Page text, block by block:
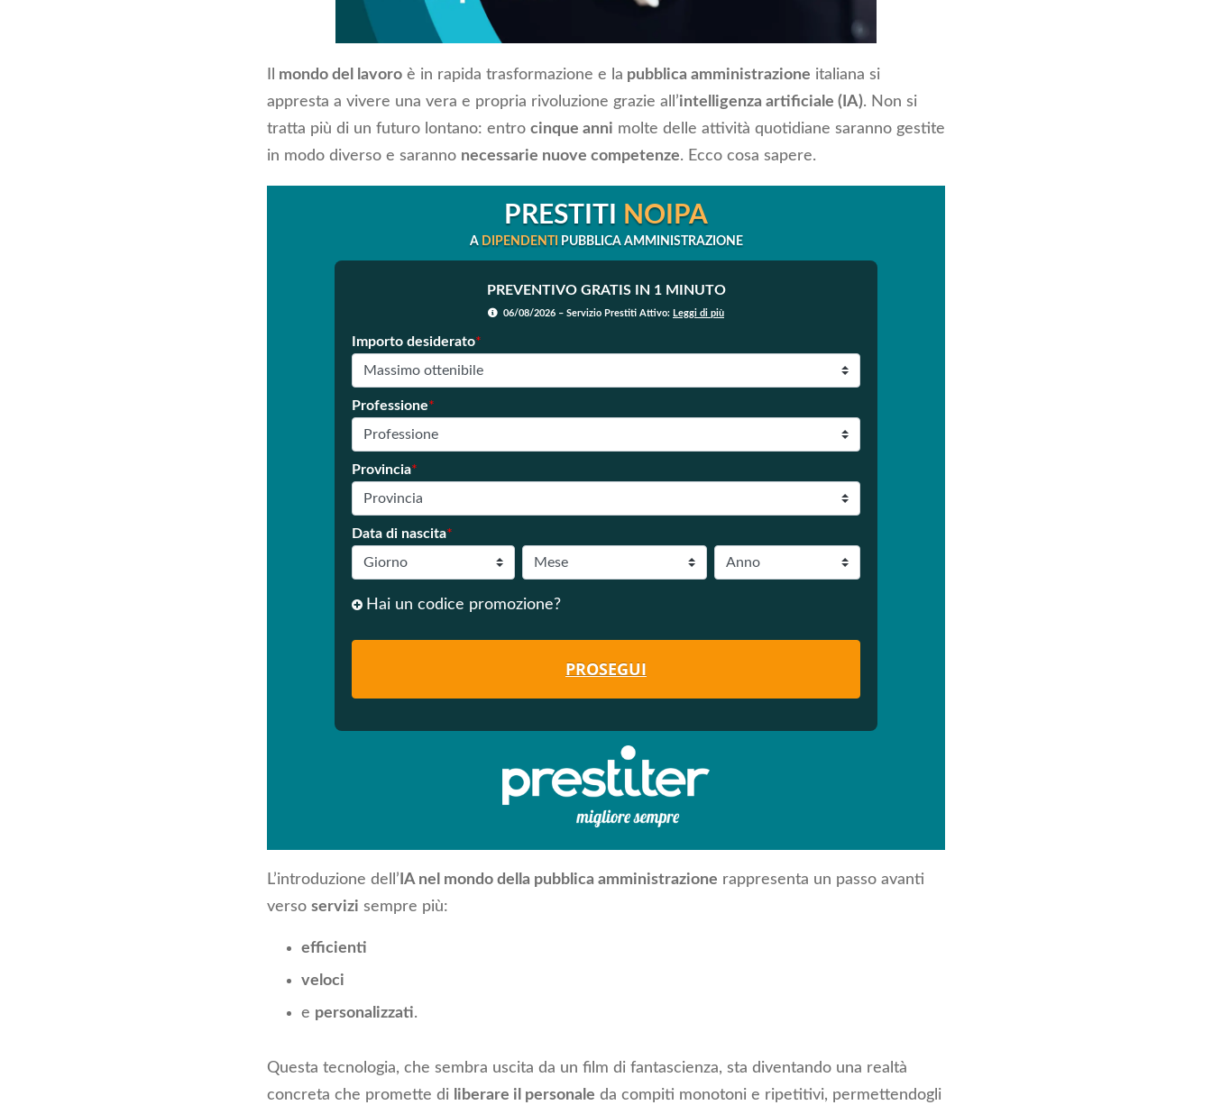
mondo del lavoroè in rapida trasformazione e la pubblica amministrazione italiana si
appresta a vivere una vera e propria rivoluzione grazie all’intelligenza artificiale (IA). Non si
tratta più di un futuro lontano: entro cinque anni molte delle attività quotidiane saranno gestite
in modo diverso e saranno necessarie nuove competenze. Ecco cosa sapere.
PRESTITI NOIPA
A DIPENDENTI PUBBLICA AMMINISTRAZIONE
PREVENTIVO GRATIS IN 1 MINUTO
06/08/2026 – Servizio Prestiti Attivo: Leggi di più
Importo desiderato*
Professione*
Provincia*
Data di nascita*
Hai un codice promozione?
PROSEGUI
L’introduzione dell’ IA nel mondo della pubblica amministrazione rappresenta un passo avanti
verso servizi sempre più:
efficienti
veloci
e personalizzati.
Questa tecnologia, che sembra uscita da un film di fantascienza, sta diventando una realtà
concreta che promette di
liberare il personale da compiti monotoni e ripetitivi, permettendogli